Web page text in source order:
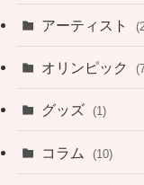
アーティスト
オリンピック
グッズ (1)
コラム (10)